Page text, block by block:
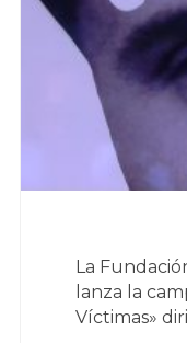
La
lanza la
Víctimas»